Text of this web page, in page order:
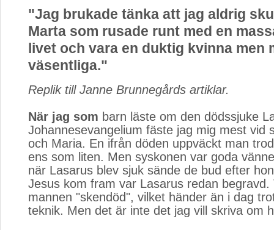
"Jag brukade tänka att jag aldrig
Marta som rusade runt med en
livet och vara en duktig kvinna men
väsentliga."
Replik till Janne Brunnegårds artiklar.
När jag som barn läste om den dödssjuke
Johannesevangelium fäste jag mig mest vid
och Maria. En ifrån döden uppväckt man
ens som liten. Men syskonen var goda
när Lasarus blev sjuk sände de bud efter
Jesus kom fram var Lasarus redan begravd.
mannen "skendöd", vilket händer än i dag
teknik. Men det är inte det jag vill skriva om